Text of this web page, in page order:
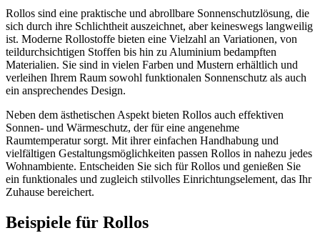
Rollos sind eine praktische und abrollbare Sonnenschutzlösung, die
sich durch ihre Schlichtheit auszeichnet, aber keineswegs langweilig
ist. Moderne Rollostoffe bieten eine Vielzahl an Variationen, von
teildurchsichtigen Stoffen bis hin zu Aluminium bedampften
Materialien. Sie sind in vielen Farben und Mustern erhältlich und
verleihen Ihrem Raum sowohl funktionalen Sonnenschutz als auch
ein ansprechendes Design.
Neben dem ästhetischen Aspekt bieten Rollos auch effektiven
Sonnen- und Wärmeschutz, der für eine angenehme
Raumtemperatur sorgt. Mit ihrer einfachen Handhabung und
vielfältigen Gestaltungsmöglichkeiten passen Rollos in nahezu jedes
Wohnambiente. Entscheiden Sie sich für Rollos und genießen Sie
ein funktionales und zugleich stilvolles Einrichtungselement, das Ihr
Zuhause bereichert.
Beispiele für Rollos